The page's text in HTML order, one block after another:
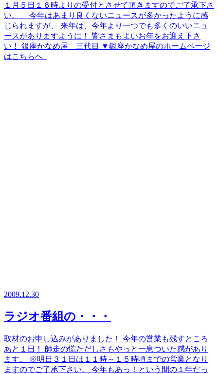
１月５日１６時よりの受付とさせて頂きますのでご了承下さ
い。 今年はあまり良くないニュースが多かったように感
じられますが、 来年は、今年より一つでも多くのいいニュ
ースがありますように！ 皆さまもよいお年をお迎え下さ
い！ 銀座かなめ屋 三代目 ▼銀座かなめ屋のホームページ
はこちらへ
2009.12.30
ラジオ番組の・・・
取材のお申し込みがありました！ 今年の営業も残すところ
あと１日！ 師走の慌ただしさもやっと一息ついた感があり
ます。 ※明日３１日は１１時～１５時頃までの営業となり
ますのでご了承下さい。 今年もあっ！という間の１年だっ